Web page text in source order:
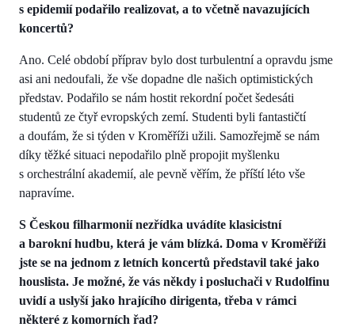
s epidemií podařilo realizovat, a to včetně navazujících
koncertů?
Ano. Celé období příprav bylo dost turbulentní a opravdu jsme
asi ani nedoufali, že vše dopadne dle našich optimistických
představ. Podařilo se nám hostit rekordní počet šedesáti
studentů ze čtyř evropských zemí. Studenti byli fantastičtí
a doufám, že si týden v Kroměříži užili. Samozřejmě se nám
díky těžké situaci nepodařilo plně propojit myšlenku
s orchestrální akademií, ale pevně věřím, že příští léto vše
napravíme.
S Českou filharmonií nezřídka uvádíte klasicistní
a barokní hudbu, která je vám blízká. Doma v Kroměříži
jste se na jednom z letních koncertů představil také jako
houslista. Je možné, že vás někdy i posluchači v Rudolfinu
uvidí a uslyší jako hrajícího dirigenta, třeba v rámci
některé z komorních řad?